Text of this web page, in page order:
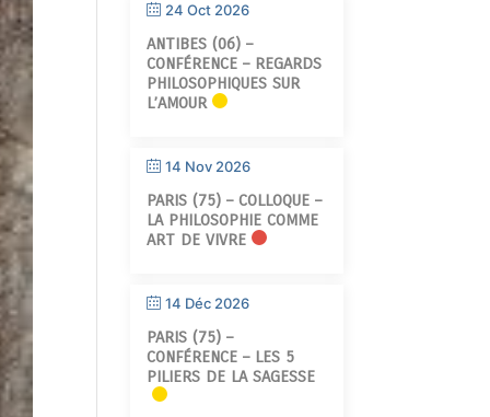
24 Oct 2026
ANTIBES (06) –
CONFÉRENCE – REGARDS
PHILOSOPHIQUES SUR
L’AMOUR
14 Nov 2026
PARIS (75) – COLLOQUE –
LA PHILOSOPHIE COMME
ART DE VIVRE
14 Déc 2026
PARIS (75) –
CONFÉRENCE – LES 5
PILIERS DE LA SAGESSE